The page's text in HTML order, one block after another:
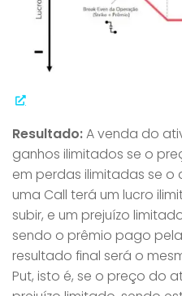
Resultado:A venda do
ganhos ilimitados se o
em perdas ilimitadas se o
uma Call terá um lucro
subir, e um prejuízo
sendo o prêmio pago
resultado final será o
Put, isto é, se o preço do